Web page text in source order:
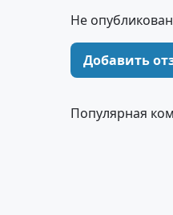
Не
Добавить
Популярная